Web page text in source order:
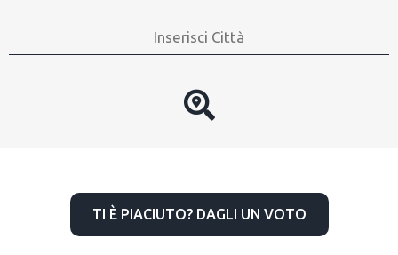
TI È PIACIUTO? DAGLI UN VOTO